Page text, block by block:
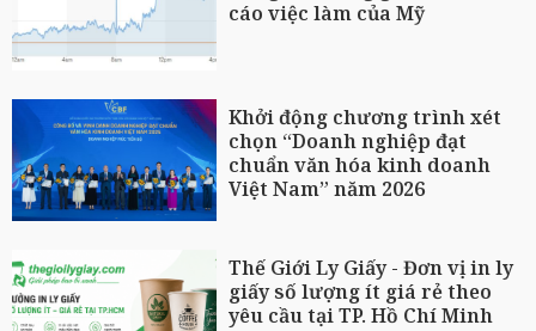
cáo việc làm của Mỹ
Khởi động chương trình xét
chọn “Doanh nghiệp đạt
chuẩn văn hóa kinh doanh
Việt Nam” năm 2026
Thế Giới Ly Giấy - Đơn vị in ly
giấy số lượng ít giá rẻ theo
yêu cầu tại TP. Hồ Chí Minh